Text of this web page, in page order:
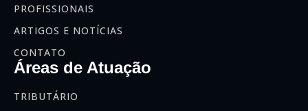
PROFISSIONAIS
ARTIGOS E NOTÍCIAS
CONTATO
Áreas de Atuação
TRIBUTÁRIO